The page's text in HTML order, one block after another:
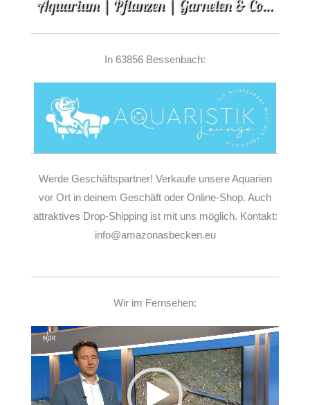
In 63856 Bessenbach:
Werde Geschäftspartner! Verkaufe unsere Aquarien
vor Ort in deinem Geschäft oder Online-Shop. Auch
attraktives Drop-Shipping ist mit uns möglich. Kontakt:
info@amazonasbecken.eu
Wir im Fernsehen:
Player